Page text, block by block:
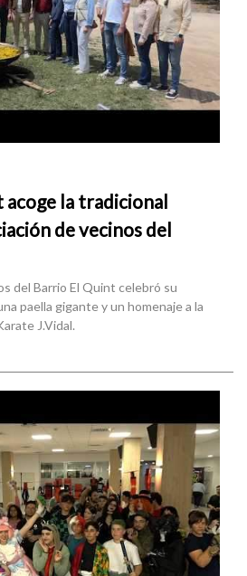
acoge la tradicional
de vecinos del
del Barrio El Quint celebró su
paella gigante y un homenaje a la
J.Vidal.